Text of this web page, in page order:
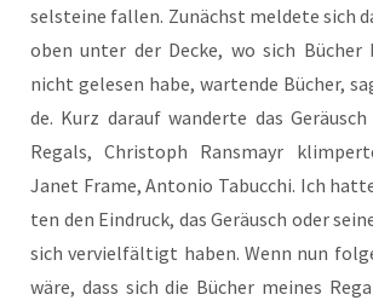
sel­stei­ne fal­len. Zunächst mel­de­te sich
oben unter der Decke, wo sich Bücher
nicht gele­sen habe, war­ten­de Bücher,
de. Kurz dar­auf wan­der­te das
Regals, Chris­toph Rans­mayr
Janet Frame, Anto­nio Tabuc­chi. Ich
ten den Ein­druck, das Geräusch oder
sich ver­viel­fäl­tigt haben. Wenn nun
wäre, dass sich die Bücher mei­nes